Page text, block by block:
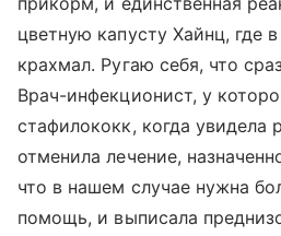
цветную капусту Хайнц, где
крахмал. Ругаю себя, что
Врач-инфекционист, у
стафилококк, когда увидела
отменила лечение,
что в нашем случае нужна
помощь, и выписала